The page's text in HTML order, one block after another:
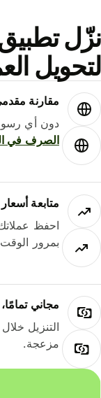
مقارنة مقدمي
دون أي
الصرف في
متابعة أسعار
احفظ عملاتك
بمرور الوقت.
مجاني تمامًا،
التنزيل خلال
مزعجة.